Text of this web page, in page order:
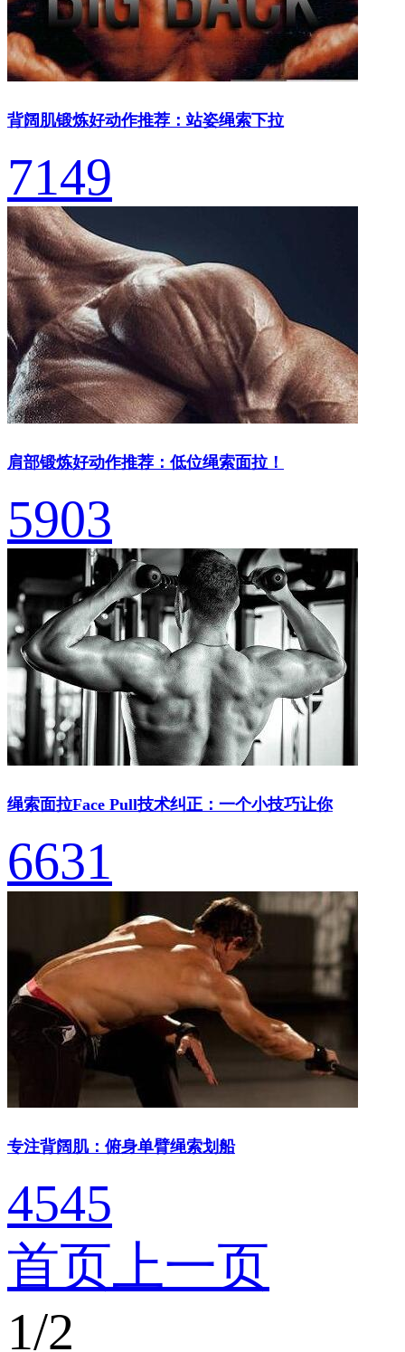
背阔肌锻炼好动作推荐：站姿绳索下拉
7149
肩部锻炼好动作推荐：低位绳索面拉！
5903
绳索面拉Face Pull技术纠正：一个小技巧让你
6631
专注背阔肌：俯身单臂绳索划船
4545
首页 上一页
1/2